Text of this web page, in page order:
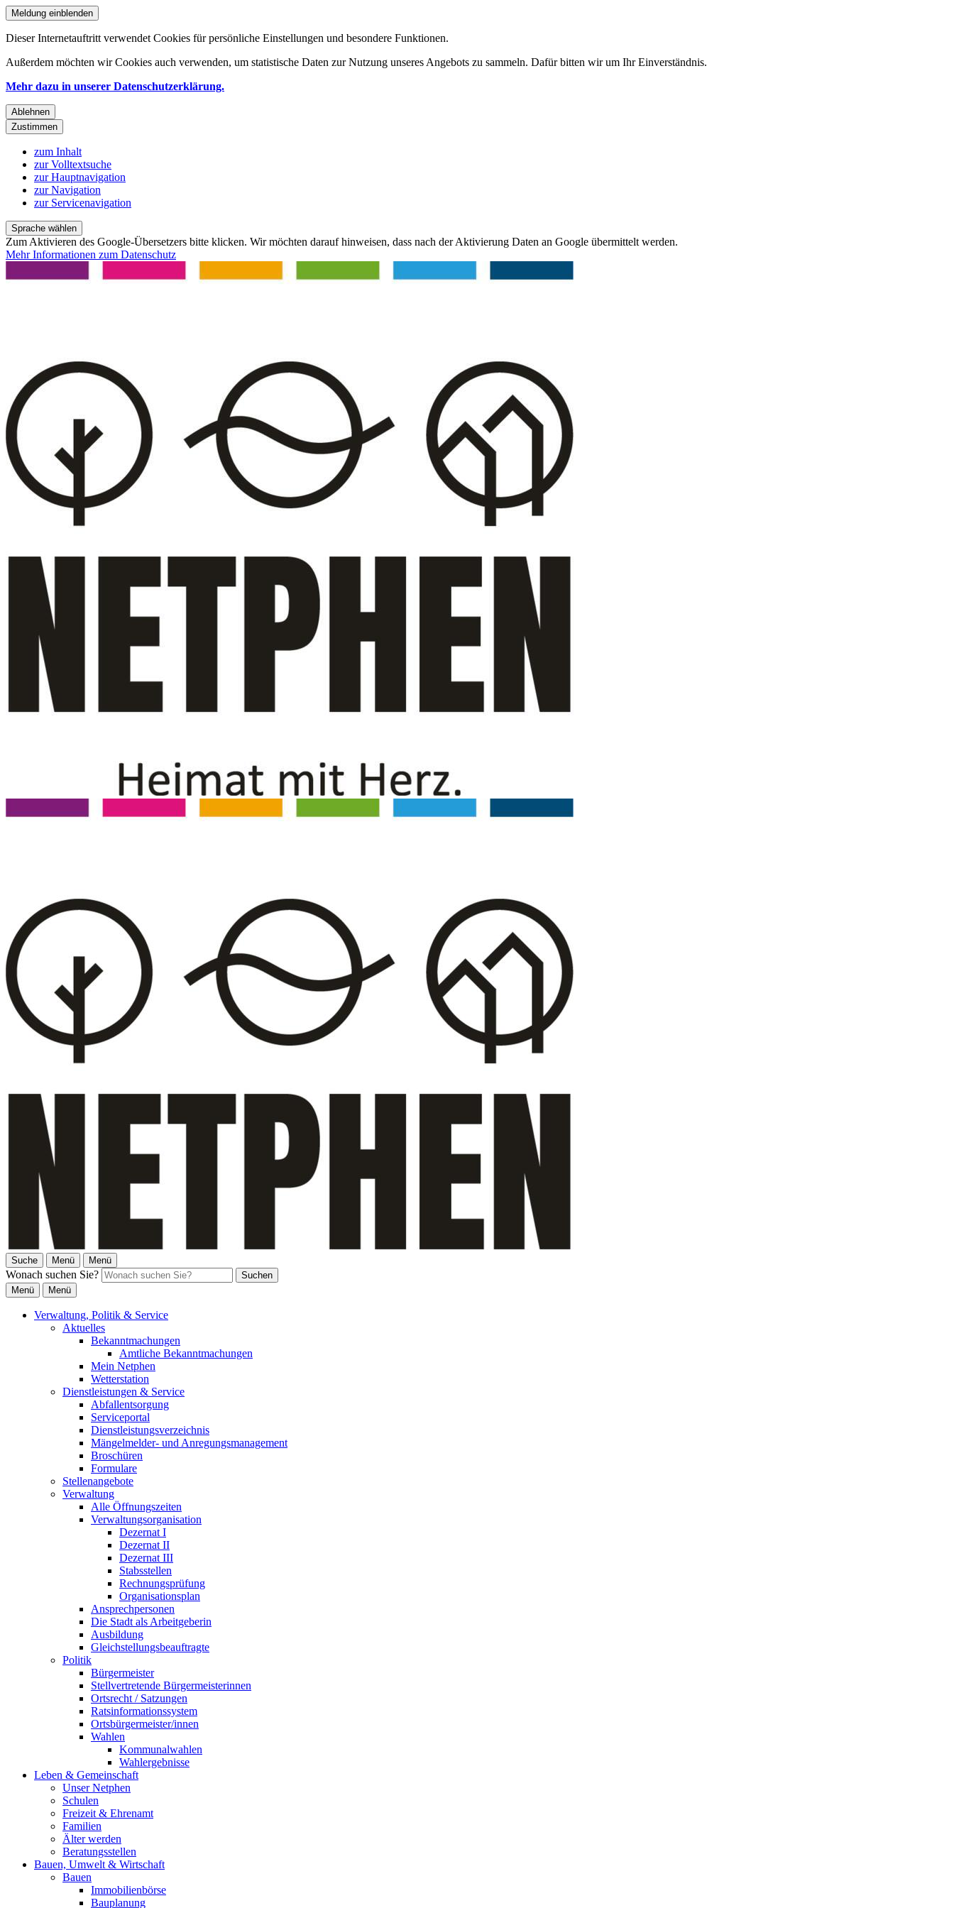
Meldung einblenden
Dieser Internetauftritt verwendet Cookies für persönliche Einstellungen und besondere Funktionen.
Außerdem möchten wir Cookies auch verwenden, um statistische Daten zur Nutzung unseres Angebots zu sammeln. Dafür bitten wir um Ihr Einverständnis.
Mehr dazu in unserer Datenschutzerklärung.
Ablehnen
Zustimmen
zum Inhalt
zur Volltextsuche
zur Hauptnavigation
zur Navigation
zur Servicenavigation
Sprache wählen
Zum Aktivieren des Google-Übersetzers bitte klicken. Wir möchten darauf hinweisen, dass nach der Aktivierung Daten an Google übermittelt werden.
Mehr Informationen zum Datenschutz
Suche Menü Menü
Wonach suchen Sie?
Suchen
Menü
Menü
Verwaltung, Politik & Service
Aktuelles
Bekanntmachungen
Amtliche Bekanntmachungen
Mein Netphen
Wetterstation
Dienstleistungen & Service
Abfallentsorgung
Serviceportal
Dienstleistungsverzeichnis
Mängelmelder- und Anregungsmanagement
Broschüren
Formulare
Stellenangebote
Verwaltung
Alle Öffnungszeiten
Verwaltungsorganisation
Dezernat I
Dezernat II
Dezernat III
Stabsstellen
Rechnungsprüfung
Organisationsplan
Ansprechpersonen
Die Stadt als Arbeitgeberin
Ausbildung
Gleichstellungsbeauftragte
Politik
Bürgermeister
Stellvertretende Bürgermeisterinnen
Ortsrecht / Satzungen
Ratsinformationssystem
Ortsbürgermeister/innen
Wahlen
Kommunalwahlen
Wahlergebnisse
Leben & Gemeinschaft
Unser Netphen
Schulen
Freizeit & Ehrenamt
Familien
Älter werden
Beratungsstellen
Bauen, Umwelt & Wirtschaft
Bauen
Immobilienbörse
Bauplanung